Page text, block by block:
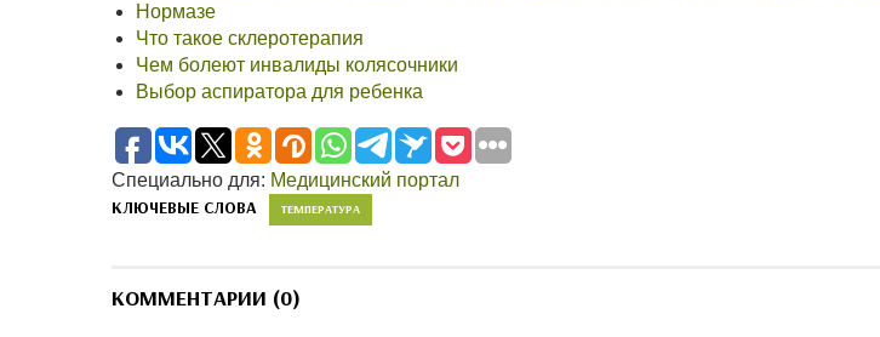
Нормазе
Что такое склеротерапия
Чем болеют инвалиды колясочники
Выбор аспиратора для ребенка
Специально для: Медицинский портал
КЛЮЧЕВЫЕ СЛОВА ТЕМПЕРАТУРА
КОММЕНТАРИИ (0)